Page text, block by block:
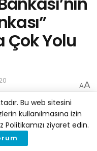
Çok Yolu
AA
Bu web sitesini
kullanılmasına izin
ziyaret edin.